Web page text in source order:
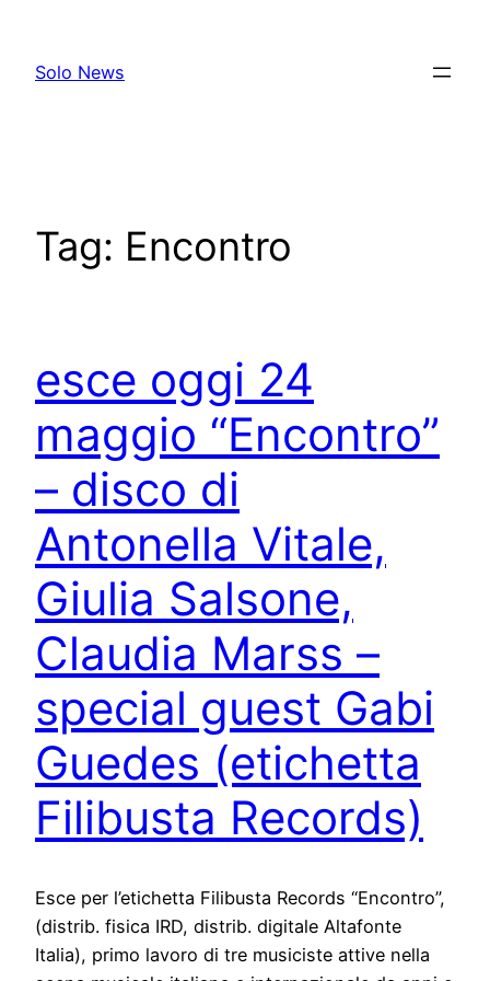
content
Solo News
Tag: Encontro
esce oggi 24
maggio “Encontro”
– disco di
Antonella Vitale,
Giulia Salsone,
Claudia Marss –
special guest Gabi
Guedes (etichetta
Filibusta Records)
Esce per l’etichetta Filibusta Records “Encontro”,
(distrib. fisica IRD, distrib. digitale Altafonte
Italia), primo lavoro di tre musiciste attive nella